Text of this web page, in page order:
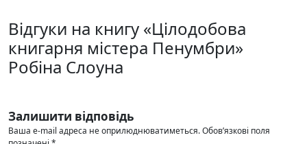
Відгуки на книгу «Цілодобова
книгарня містера Пенумбри»
Робіна Слоуна
Залишити відповідь
Ваша e-mail адреса не оприлюднюватиметься.Обов’язкові поля